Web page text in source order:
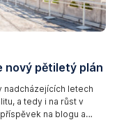
nový pětiletý plán
nadcházejících letech
a tedy i na růst v
na blogu a